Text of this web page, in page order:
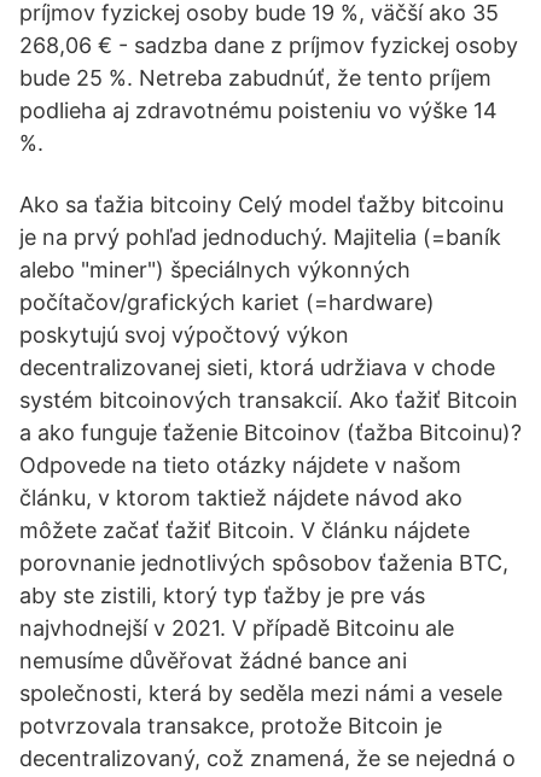
príjmov fyzickej osoby bude 19 %, väčší ako 35
268,06 € - sadzba dane z príjmov fyzickej osoby
bude 25 %. Netreba zabudnúť, že tento príjem
podlieha aj zdravotnému poisteniu vo výške 14
%.
Ako sa ťažia bitcoiny Celý model ťažby bitcoinu
je na prvý pohľad jednoduchý. Majitelia (=baník
alebo "miner") špeciálnych výkonných
počítačov/grafických kariet (=hardware)
poskytujú svoj výpočtový výkon
decentralizovanej sieti, ktorá udržiava v chode
systém bitcoinových transakcií. Ako ťažiť Bitcoin
a ako funguje ťaženie Bitcoinov (ťažba Bitcoinu)?
Odpovede na tieto otázky nájdete v našom
článku, v ktorom taktiež nájdete návod ako
môžete začať ťažiť Bitcoin. V článku nájdete
porovnanie jednotlivých spôsobov ťaženia BTC,
aby ste zistili, ktorý typ ťažby je pre vás
najvhodnejší v 2021. V případě Bitcoinu ale
nemusíme důvěřovat žádné bance ani
společnosti, která by seděla mezi námi a vesele
potvrzovala transakce, protože Bitcoin je
decentralizovaný, což znamená, že se nejedná o